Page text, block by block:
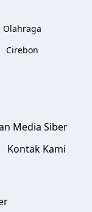
Olahraga
Cirebon
Media Siber
Kontak Kami